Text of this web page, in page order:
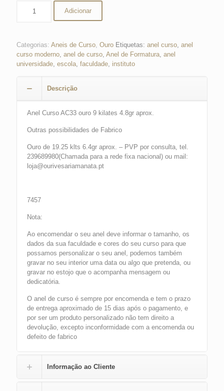
Curso
Adicionar
Categorias: Aneis de Curso Ouro Etiquetas: anel curso anel
curso moderno anel de curso Anel de Formatura anel
universidade escola faculdade instituto
Descrição
Anel Curso AC33 ouro 9 kilates 4.8gr aprox.
Outras possibilidades de Fabrico
Ouro de 19.25 klts 6.4gr aprox. – PVP por consulta, tel.
239689980(Chamada para a rede fixa nacional) ou mail:
loja@ourivesariamanata.pt
7457
Nota:
Ao encomendar o seu anel deve informar o tamanho, os
dados da sua faculdade e cores do seu curso para que
possamos personalizar o seu anel, podemos também
gravar no seu interior uma data ou algo que pretenda, ou
gravar no estojo que o acompanha mensagem ou
dedicatória.
O anel de curso é sempre por encomenda e tem o prazo
de entrega aproximado de 15 dias após o pagamento, e
por ser um produto personalizado não tem direito a
devolução, excepto inconformidade com a encomenda ou
defeito de fabrico
Informação ao Cliente